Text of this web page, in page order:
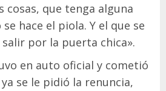
cosas, que tenga alguna
hace el piola. Y el que se
salir por la puerta chica».
en auto oficial y cometió
se le pidió la renuncia,